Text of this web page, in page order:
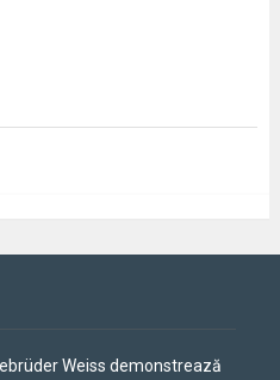
Weiss demonstrează